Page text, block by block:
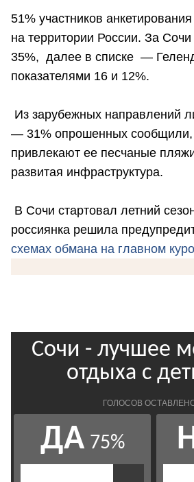
51% участников
на территории России. За
35%, далее в списке —
показателями 16 и 12%.
Из зарубежных направлений
— 31% опрошенных сообщили,
привлекают ее песчаные
развитая инфраструктура.
В Сочи стартовал летний
россиянка решила
схемах обмана на главном